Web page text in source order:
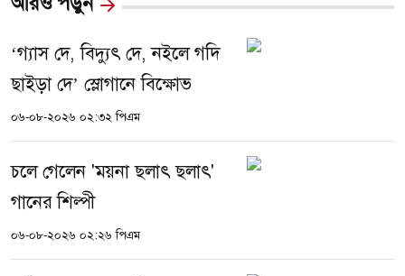
‘গ্যাস দে, বিদ্যুৎ দে, নইলে গদি
ছাইড়া দে’ স্লোগানে বিক্ষোভ
০৬-০৮-২০২৬ ০২:৩২ পিএম
চলে গেলেন 'ময়না ছলাৎ ছলাৎ'
গানের শিল্পী
০৬-০৮-২০২৬ ০২:২৬ পিএম